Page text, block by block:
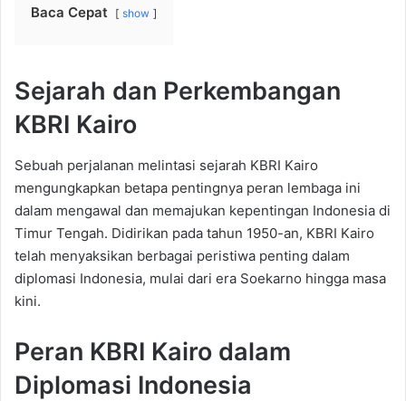
Baca Cepat show
Sejarah dan Perkembangan
KBRI Kairo
Sebuah perjalanan melintasi sejarah KBRI Kairo
mengungkapkan betapa pentingnya peran lembaga ini
dalam mengawal dan memajukan kepentingan Indonesia di
Timur Tengah. Didirikan pada tahun 1950-an, KBRI Kairo
telah menyaksikan berbagai peristiwa penting dalam
diplomasi Indonesia, mulai dari era Soekarno hingga masa
kini.
Peran KBRI Kairo dalam
Diplomasi Indonesia